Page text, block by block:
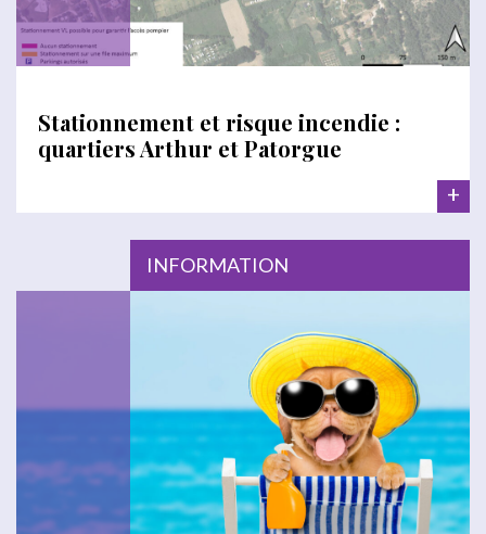
Stationnement et risque incendie :
quartiers Arthur et Patorgue
+
INFORMATION